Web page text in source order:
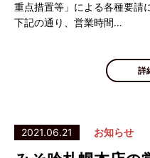
重点措置等」による各種要請
下記の通り、営業時間…
詳
2021.06.21 お知らせ